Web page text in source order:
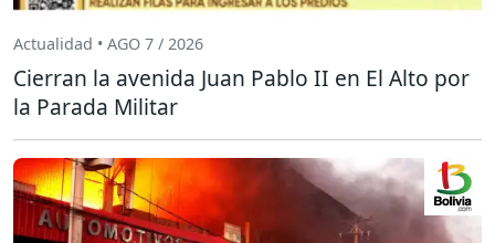
Actualidad • AGO 7 / 2026
Cierran la avenida Juan Pablo II en El Alto por
la Parada Militar